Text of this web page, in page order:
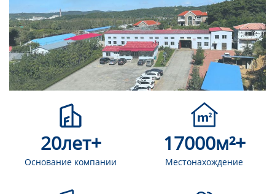
20лет+
Основание компании
17000м²+
Местонахождение